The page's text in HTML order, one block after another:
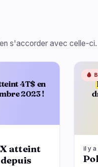
s'accorder avec celle-ci.
4T$ en
2023 !
atteint
🩸
il y